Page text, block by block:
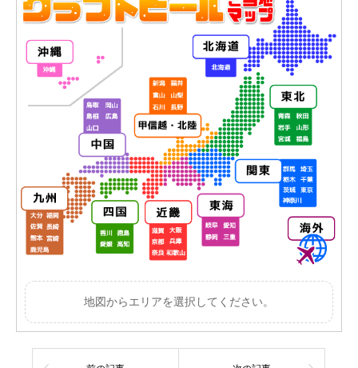
地図からエリアを選択してください。